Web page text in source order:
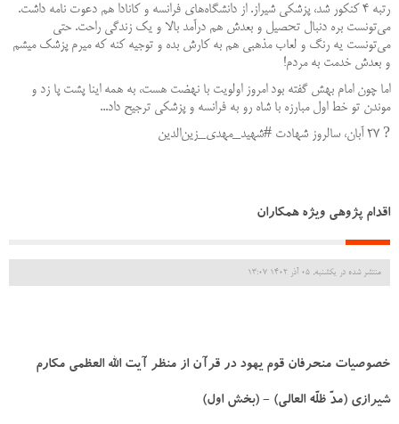
رتبه ۴ کنکور شد، پزشکی شیراز. از دانشگاه‌های فرانسه و کانادا هم دعوت نامه داشت.
می‌تونست بره دنبال تحصیل و بعدش هم درآمد بالا و یک زندگی راحت. حتی
می‌تونست یه رنگ و لعاب مذهبی هم به کارش بده و توجیه کنه که میرم پزشک میشم
و بعدش خدمت به مردم!
اما چون امام بهش گفته بود امروز اولویت با نهضت هست، به همه اینا پشت پا زد و
موندن تو خط اول مبارزه با شاه رو به فرانسه و پزشکی ترجیح داد...
? ۲۷ آبان، سالروز شهادت #شهید_مهدی_زین‌الدین
اقدام پژوهی ویژه همکاران
منتشر شده در یکشنبه, 05 آذر 1402 13:07
خصوصیات منحرفان قوم یهود در قرآن از منظر آیت الله العظمی مکارم
شیرازی (مدّ ظلّه العالی) - (بخش اول)